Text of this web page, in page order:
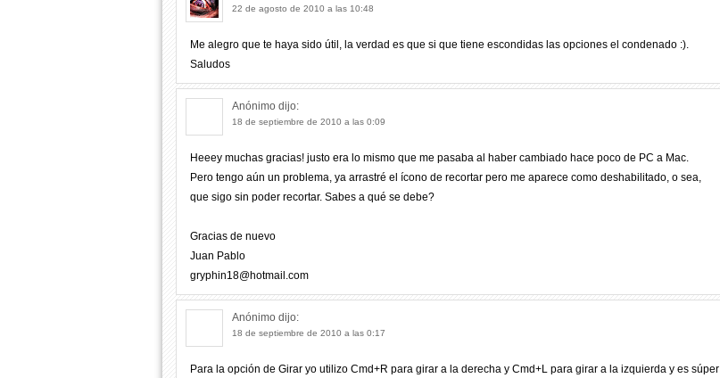
22 de agosto de 2010 a las 10:48
Me alegro que te haya sido útil, la verdad es que si que tiene escondidas las opciones el condenado :).
Saludos
Anónimo dijo:
18 de septiembre de 2010 a las 0:09
Heeey muchas gracias! justo era lo mismo que me pasaba al haber cambiado hace poco de PC a Mac.
Pero tengo aún un problema, ya arrastré el ícono de recortar pero me aparece como deshabilitado, o sea,
que sigo sin poder recortar. Sabes a qué se debe?
Gracias de nuevo
Juan Pablo
gryphin18@hotmail.com
Anónimo dijo:
18 de septiembre de 2010 a las 0:17
Para la opción de Girar yo utilizo Cmd+R para girar a la derecha y Cmd+L para girar a la izquierda y es súper